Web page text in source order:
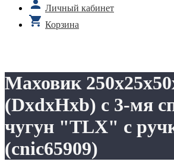
Личный кабинет
Корзина
Маховик
(DxdxHxb) с 3-мя
чугун "TLX" с
(cnic65909)